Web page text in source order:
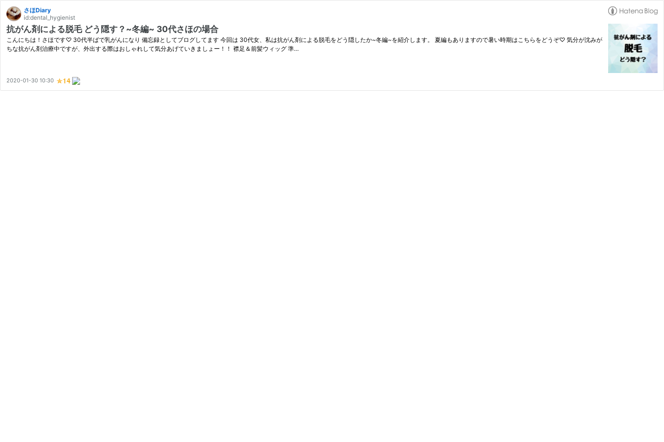
さほDiary
id:dental_hygienist
抗がん剤による脱毛 どう隠す？~冬編~ 30代さほの場合
こんにちは！さほです♡ 30代半ばで乳がんになり 備忘録としてブログしてます 今回は 30代女、私は抗がん剤による脱毛をどう隠したか~冬編~を紹介します。 夏編もありますので暑い時期はこちらをどうぞ♡ 気分が沈みが
ちな抗がん剤治療中ですが、外出する際はおしゃれして気分あげていきましょー！！ 襟足＆前髪ウィッグ 準…
2020-01-30 10:30